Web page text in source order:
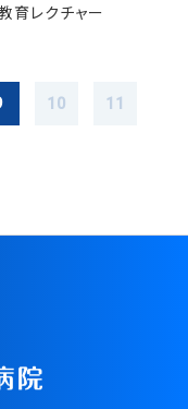
レクチャー
10 11